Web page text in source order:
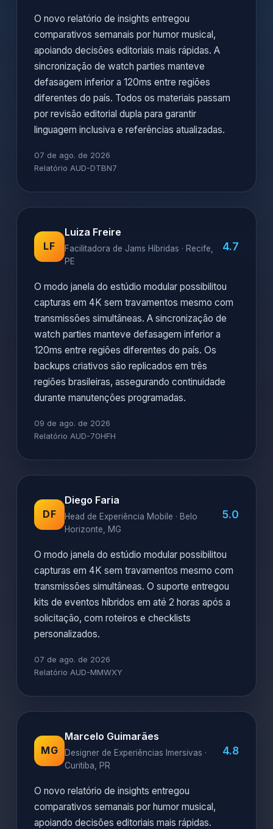
O novo relatório de insights entregou
comparativos semanais por humor musical,
apoiando decisões editoriais mais rápidas. A
sincronização de watch parties manteve
defasagem inferior a 120ms entre regiões
diferentes do país. Todos os materiais passam
por revisão editorial dupla para garantir
linguagem inclusiva e referências atualizadas.
07 de ago. de 2026
Relatório AUD-DTBN7
LF
Luiza Freire
Facilitadora de Jams Híbridas · Recife,
PE
4.7
O modo janela do estúdio modular possibilitou
capturas em 4K sem travamentos mesmo com
transmissões simultâneas. A sincronização de
watch parties manteve defasagem inferior a
120ms entre regiões diferentes do país. Os
backups criativos são replicados em três
regiões brasileiras, assegurando continuidade
durante manutenções programadas.
09 de ago. de 2026
Relatório AUD-70HFH
DF
Diego Faria
Head de Experiência Mobile · Belo
Horizonte, MG
5.0
O modo janela do estúdio modular possibilitou
capturas em 4K sem travamentos mesmo com
transmissões simultâneas. O suporte entregou
kits de eventos híbridos em até 2 horas após a
solicitação, com roteiros e checklists
personalizados.
07 de ago. de 2026
Relatório AUD-MMWXY
MG
Marcelo Guimarães
Designer de Experiências Imersivas ·
Curitiba, PR
4.8
O novo relatório de insights entregou
comparativos semanais por humor musical,
apoiando decisões editoriais mais rápidas.